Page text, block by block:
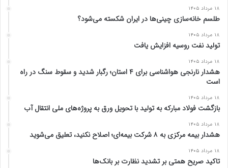
۱۸ مرداد ۱۴۰۵
طلسم خانه‌سازی چینی‌ها در ایران شکسته می‌شود؟
۱۸ مرداد ۱۴۰۵
تولید نفت روسیه افزایش یافت
۱۸ مرداد ۱۴۰۵
هشدار نارنجی هواشناسی برای ۴ استان؛ رگبار شدید و سقوط سنگ در راه
است
۱۸ مرداد ۱۴۰۵
بازگشت فولاد مبارکه به تولید با تحویل ورق به پروژه‌های ملی انتقال آب
۱۸ مرداد ۱۴۰۵
هشدار بیمه مرکزی به ۸ شرکت بیمه‌ای؛ اصلاح نکنید، تعلیق می‌شوید
۱۸ مرداد ۱۴۰۵
تاکید صریح همتی بر تشدید نظارت بر بانک‌ها